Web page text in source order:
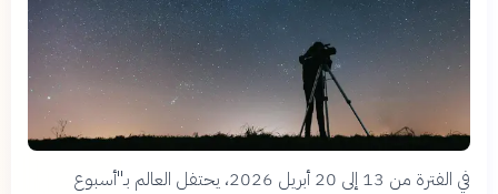
في الفترة من 13 إلى 20 أبريل 2026، يحتفل العالم بـ"أسبوع